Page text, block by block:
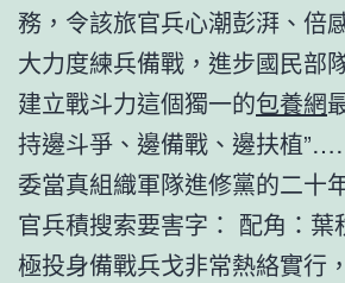
務，令該旅官兵心潮彭湃、倍
大力度練兵備戰，進步國民部
建立戰斗力這個獨一的包養網
持邊斗爭、邊備戰、邊扶植
委當真組織軍隊進修黨的二十
官兵積搜索要害字： 配角：葉
極投身備戰兵戈非常熱絡實行